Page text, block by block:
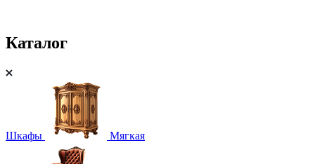
Каталог
Шкафы Мягкая